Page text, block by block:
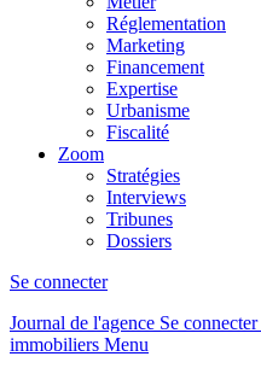
Réglementation
Marketing
Financement
Expertise
Urbanisme
Fiscalité
Zoom
Stratégies
Interviews
Tribunes
Dossiers
Se connecter
Journal de l'agence Se connecter
immobiliers Menu